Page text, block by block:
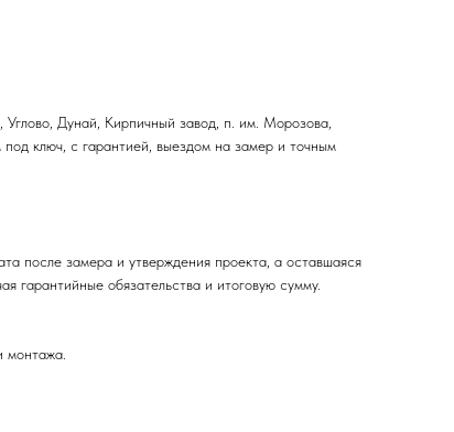
Дунай, Кирпичный завод, п. им. Морозова,
ключ, с гарантией, выездом на замер и точным
после замера и утверждения проекта, а оставшаяся
гарантийные обязательства и итоговую сумму.
монтажа.